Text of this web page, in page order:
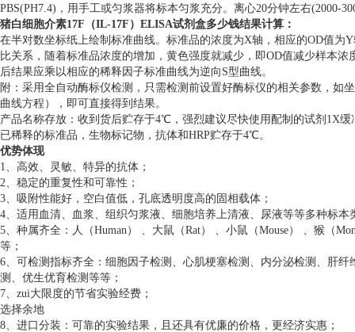
PBS(PH7.4)，用手工或匀浆器将标本匀浆充分。离心20分钟左右(2000-
猪白细胞介素17F（IL-17F）ELISA试剂盒多少钱结果计算：
在半对数坐标纸上绘制标准曲线。标准品的浓度为X轴，相应的OD值
比关系，随着标准品浓度的增加，黄色强度就减少，即OD值减少样本
后结果应乘以相应的稀释因子标准曲线为逆向S型曲线。
附：采用全自动酶标仪检测，只需检测前设置好酶标仪的相关参数，如
曲线方程），即可直接得到结果。
产品名称存放：收到货后贮存于4℃，强烈建议尽快使用配制的试剂1X
已稀释的标准品，生物标记物，抗体和HRP贮存于4℃。
优势体现
1、高效、灵敏、特异的抗体；
2、稳定的重复性和可靠性；
3、吸附性能好，空白值低，孔底透明度高的固相载体；
4、适用血清、血浆、组织匀浆液、细胞培养上清液、尿液等等多种标本
5、种属齐全：人（Human） 、大鼠（Rat） 、小鼠（Mouse） 、猴（
等；
6、可检测指标齐全：细胞因子检测、心肌梗塞检测、内分泌检测、肝
测、优生优育检测等等；
7、zui大限度的节省实验经费；
选择余地
8、进口分装：可靠的实验结果，且还具有优廉的价格，更经济实惠；